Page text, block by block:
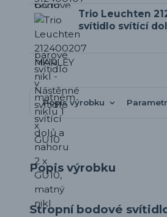
Trio Leuchten
svítidlo svítící
Popis výrobku
Popis výrobku
Stropní bodové